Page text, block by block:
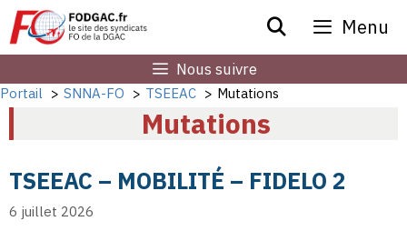
Aller
au
contenu
Menu
Nous suivre
Portail SNNA-FO TSEEAC Mutations
Mutations
TSEEAC – MOBILITÉ – FIDELO 2
6 juillet 2026